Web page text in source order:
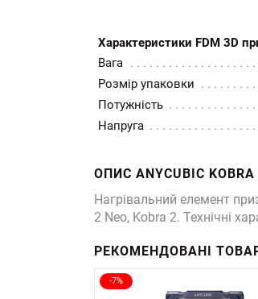
Характеристики FDM 3D
Вага
Розмір упаковки
Потужність
Напруга
ОПИС ANYCUBIC KOBRA
Нагрівальний елемент
2 Neo, Kobra 2. Технічні
РЕКОМЕНДОВАНІ
-7%